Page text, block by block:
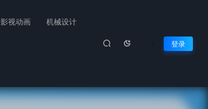
影视动画 机械设计
登录